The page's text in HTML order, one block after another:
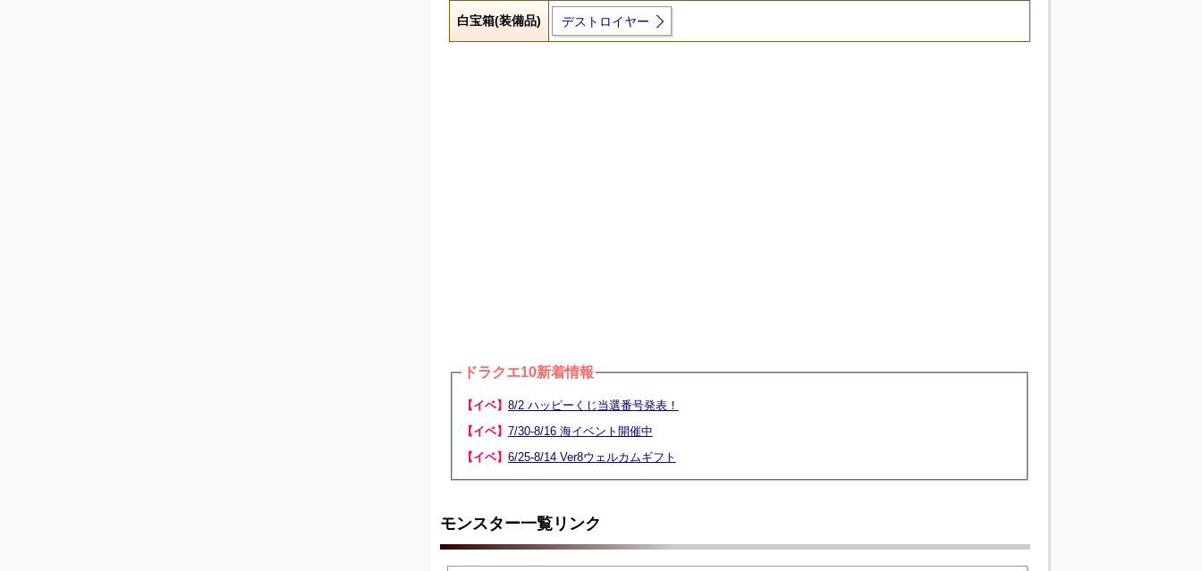
白宝箱(装備品) デストロイヤー
ドラクエ10新着情報
【イベ】 8/2 ハッピーくじ当選番号発表！
【イベ】 7/30-8/16 海イベント開催中
【イベ】 6/25-8/14 Ver8ウェルカムギフト
モンスター一覧リンク